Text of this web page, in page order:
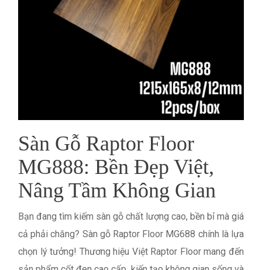
Sàn Gỗ Raptor Floor
MG888: Bền Đẹp Việt,
Nâng Tầm Không Gian
Bạn đang tìm kiếm sàn gỗ chất lượng cao, bền bỉ mà giá
cả phải chăng? Sàn gỗ Raptor Floor MG688 chính là lựa
chọn lý tưởng! Thương hiệu Việt Raptor Floor mang đến